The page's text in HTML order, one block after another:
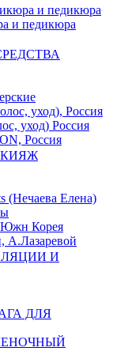
и педикюра
и педикюра
уход), Россия
уход) Россия
Россия
(Нечаева Елена)
Корея
И
ДЛЯ